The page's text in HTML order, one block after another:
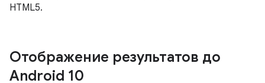
HTML5.
Отображение результатов до
Android 10